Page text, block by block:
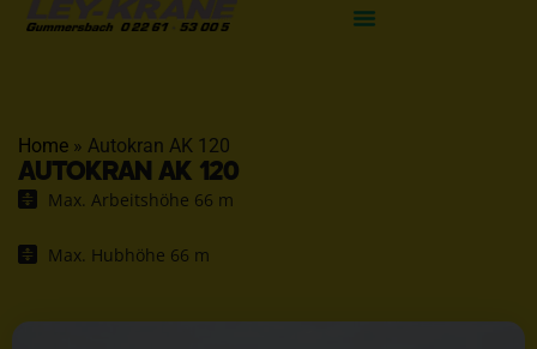
Home » Autokran AK 120
AUTOKRAN AK 120
Max. Arbeitshöhe 66 m
Max. Hubhöhe 66 m